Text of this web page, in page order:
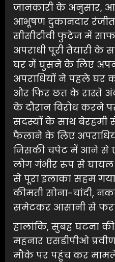
जानकारी के अनुसार,
आभूषण दुकानदार
सीसीटीवी फुटेज में
अपराधी पूरी तैयारी
घर में घुसने के लिए
अपराधियों ने पहले घर
और फिर छत के रास्ते
के दौरान विरोध करने
सदस्यों के साथ बेरहमी
फैलाने के लिए
जिसकी चपेट में आने से
लोग गंभीर रूप से
से पूरा इलाका सहम
कीमती सोना-चांदी,
समेटकर आसानी से
हालांकि, सुबह घटना
महनार एसडीपीओ
मौके पर पहुंच कर